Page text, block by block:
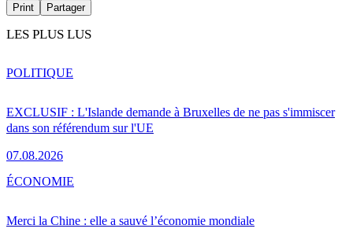
Print Partager
LES PLUS LUS
EXCLUSIF : L'Islande demande à Bruxelles de ne pas s'immiscer
dans son référendum sur l'UE
07.08.2026
POLITIQUE
Merci la Chine : elle a sauvé l’économie mondiale
ÉCONOMIE